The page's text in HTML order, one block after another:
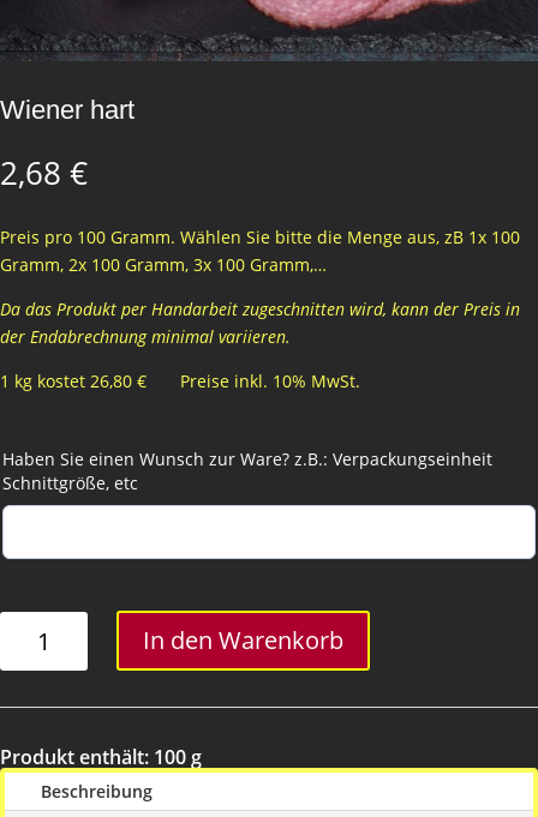
Wiener hart
2,68 €
Preis pro 100 Gramm. Wählen Sie bitte die Menge aus, zB 1x 100
Gramm, 2x 100 Gramm, 3x 100 Gramm,…
Da das Produkt per Handarbeit zugeschnitten wird, kann der Preis in
der Endabrechnung minimal variieren.
1 kg kostet 26,80 € Preise inkl. 10% MwSt.
Haben Sie einen Wunsch zur Ware? z.B.: Verpackungseinheit
Schnittgröße, etc
In den Warenkorb
Produkt enthält: 100g
Beschreibung